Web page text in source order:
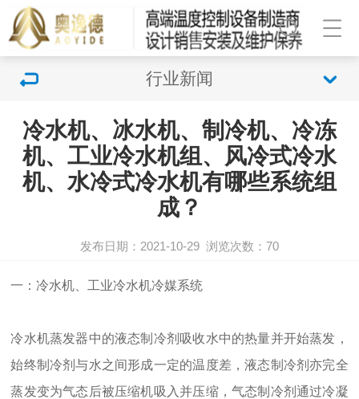
行业新闻
冷水机、冰水机、制冷机、冷冻
机、工业冷水机组、风冷式冷水
机、水冷式冷水机有哪些系统组
成？
发布日期：2021-10-29 浏览次数：70
一：冷水机、工业冷水机冷媒系统
冷水机蒸发器中的液态制冷剂吸收水中的热量并开始蒸发，
始终制冷剂与水之间形成一定的温度差，液态制冷剂亦完全
蒸发变为气态后被压缩机吸入并压缩，气态制冷剂通过冷凝